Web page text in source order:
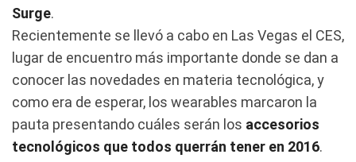
Surge.
Recientemente se llevó a cabo en Las Vegas el CES,
lugar de encuentro más importante donde se dan a
conocer las novedades en materia tecnológica, y
como era de esperar, los wearables marcaron la
pauta presentando cuáles serán los accesorios
tecnológicos que todos querrán tener en 2016.